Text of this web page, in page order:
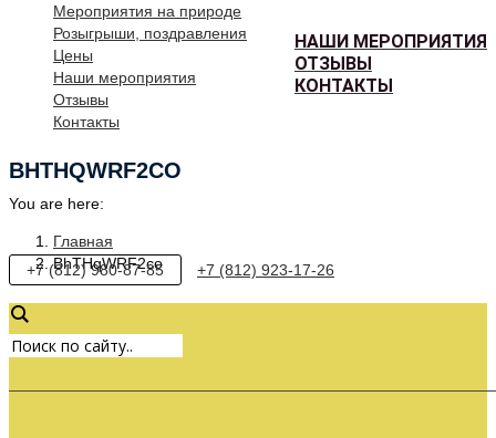
НАШИ МЕРОПРИЯТИЯ
ОТЗЫВЫ
КОНТАКТЫ
Мероприятия на природе
Розыгрыши, поздравления
Цены
Наши мероприятия
Отзывы
Контакты
BHTHQWRF2CO
You are here:
Главная
BhTHqWRF2co
+7 (812) 980-87-85 +7 (812) 923-17-26